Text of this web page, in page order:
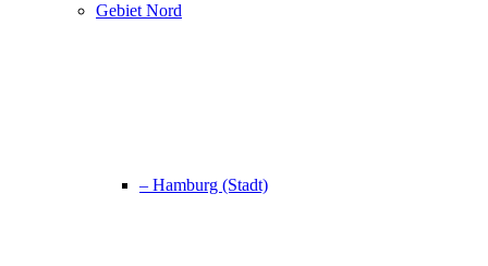
Gebiet Nord
– Hamburg (Stadt)